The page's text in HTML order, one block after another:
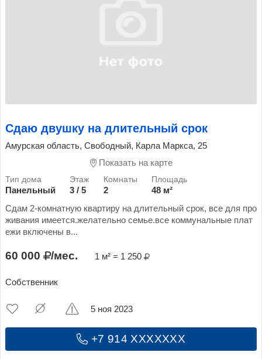
Сдаю двушку на длительный срок
Амурская область, Свободный, Карла Маркса, 25
Показать на карте
Панельный 3 / 5 2
48 м²
Сдам 2-комнатную квартиру на длительный срок, все для про
живания имеется.желательно семье.все коммунальные плат
ежи включены в...
60 000 /мес. 1 м² = 1 250
Собственник
+7 914 XXXXXXX
5 ноя 2023